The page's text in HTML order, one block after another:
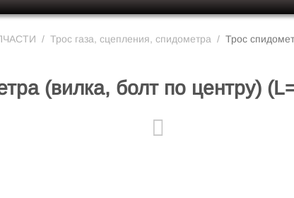
/ Трос газа, сцепления, спидометра / Трос
(вилка, болт по центру)